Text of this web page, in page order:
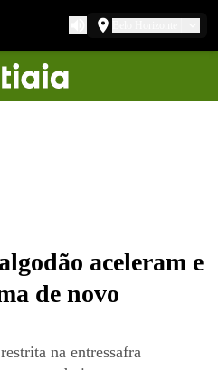
aceleram e
de novo
na entressafra